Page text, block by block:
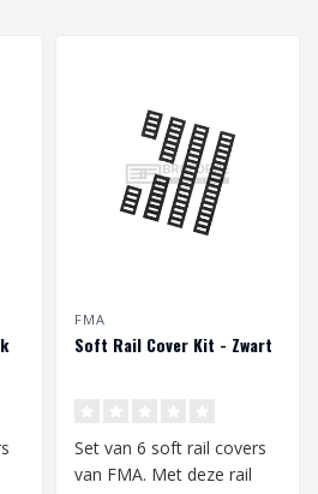
FMA
Soft Rail Cover Kit - Zwart
Set van 6 soft rail covers
van FMA. Met deze rail